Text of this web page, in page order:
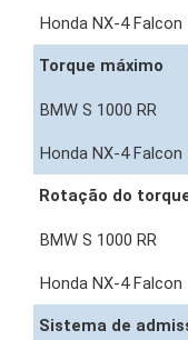
Torque máximo
Rotação do
Sistema de